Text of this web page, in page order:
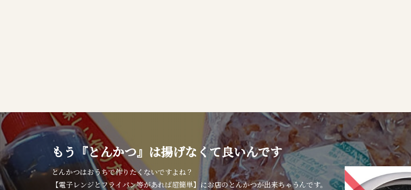
もう『とんかつ』は揚げなくて良いんです
とんかつはおうちで作りたくないですよね？
【電子レンジとフライパン等があれば超簡単】にお店のとんかつが出来ちゃうんです。